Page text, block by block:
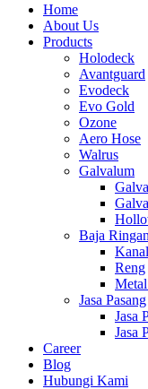
Home
About Us
Products
Holodeck
Avantguard
Evodeck
Evo Gold
Ozone
Aero Hose
Walrus
Galvalum
Baja Ringan
Reng
Jasa Pasang
Jasa
Jasa
Career
Blog
Hubungi Kami